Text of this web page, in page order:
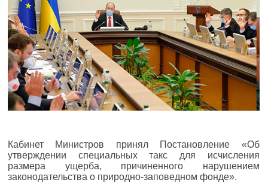
Кабинет Министров принял Постановление «Об
утверждении специальных такс для исчисления
размера ущерба, причиненного нарушением
законодательства о природно-заповедном фонде».